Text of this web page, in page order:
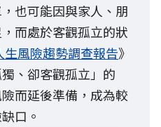
也可能因與家人、朋
而處於客觀孤立的狀
生風險趨勢調查報告》
、卻客觀孤立」的
而延後準備，成為較
口。